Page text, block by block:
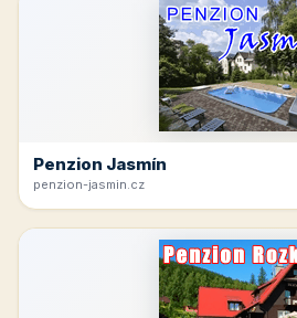
Penzion Jasmín
penzion-jasmin.cz